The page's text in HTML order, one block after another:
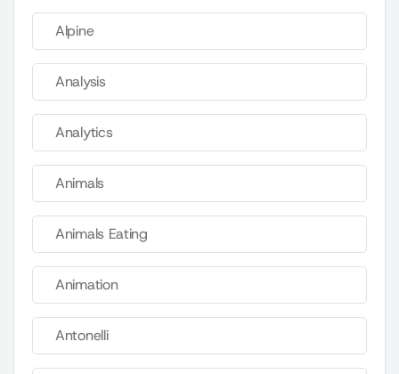
Alpine
Analysis
Analytics
Animals
Animals Eating
Animation
Antonelli